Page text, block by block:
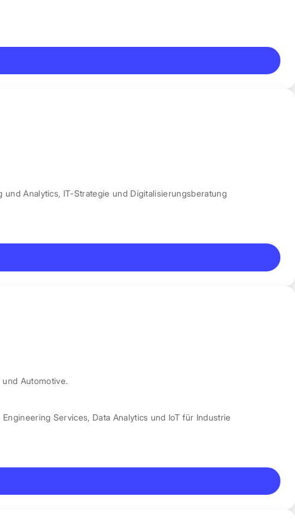
und Analytics, IT-Strategie und Digitalisierungsberatung
Automotive.
Engineering Services, Data Analytics und IoT für Industrie